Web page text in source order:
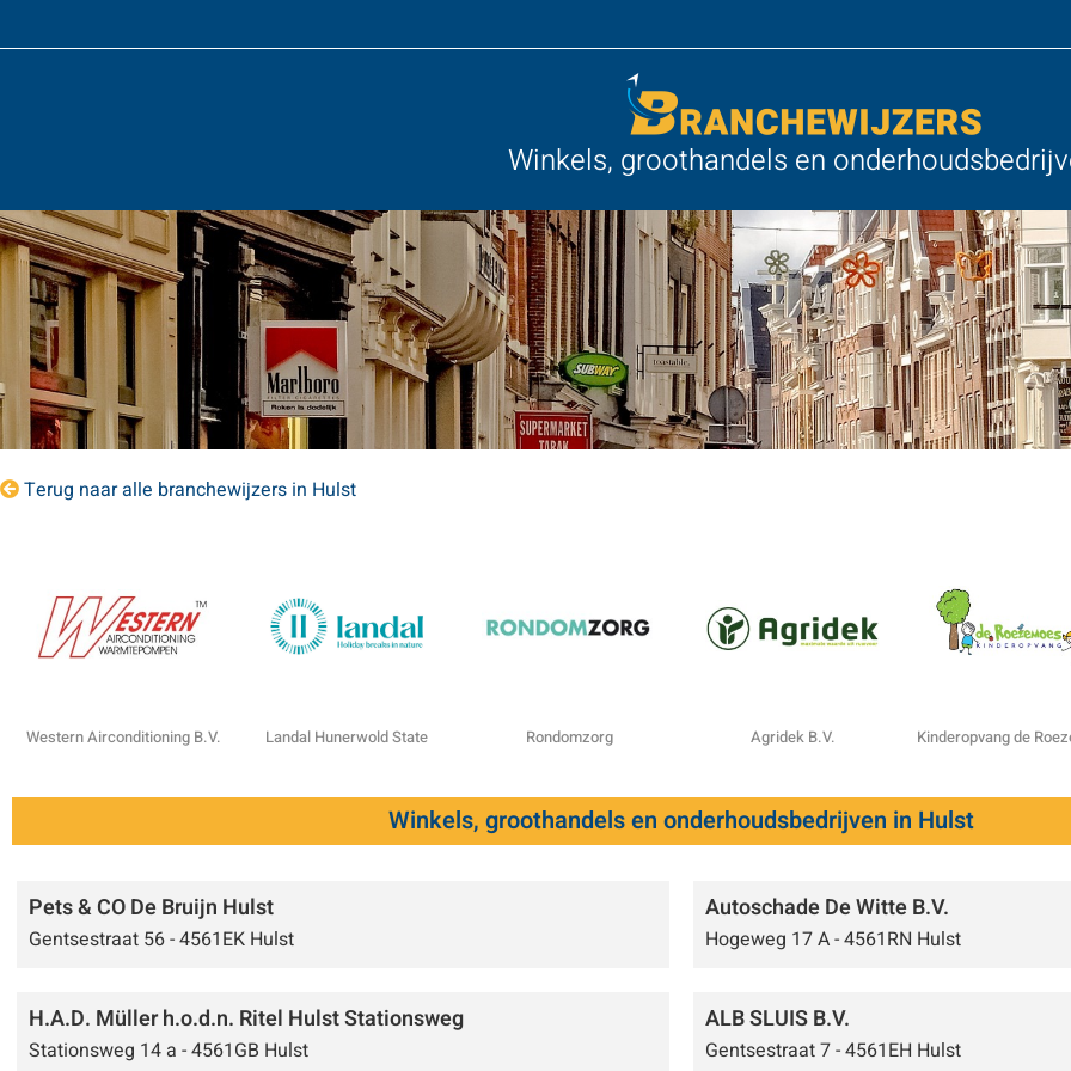
Winkels, groothandels en
Terug naar alle branchewijzers in Hulst
Western Airconditioning B.V. Landal Hunerwold State Rondomzorg Agridek B.V. Kinderopvang de
Winkels, groothandels en onderhoudsbedrijven in Hulst
Pets & CO De Bruijn Hulst
Gentsestraat 56 - 4561EK Hulst
Autoschade De Witte B.V.
Hogeweg 17 A - 4561RN Hulst
H.A.D. Müller h.o.d.n. Ritel Hulst Stationsweg
Stationsweg 14 a - 4561GB Hulst
ALB SLUIS B.V.
Gentsestraat 7 - 4561EH Hulst